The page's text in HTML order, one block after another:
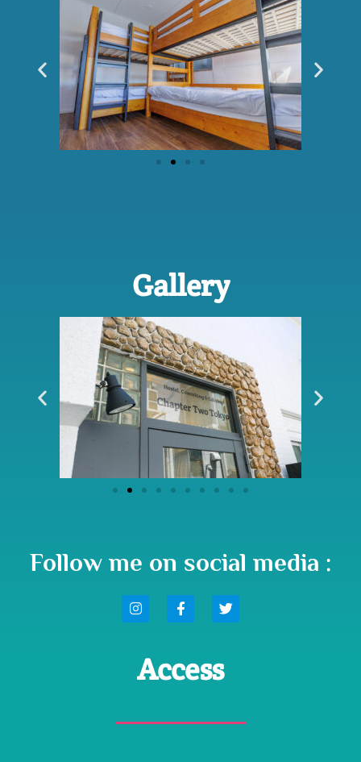
Gallery
Follow me on social media :
Access